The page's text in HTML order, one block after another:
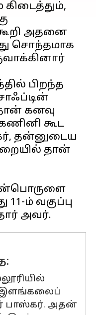
கிடைத்தும்,
அதனை
சொந்தமாக
பிறந்த
கனவு
கூட
தன்னுடைய
தான்
ம் வகுப்பு
இளங்கலைப்
பாஸ்கர். அதன்